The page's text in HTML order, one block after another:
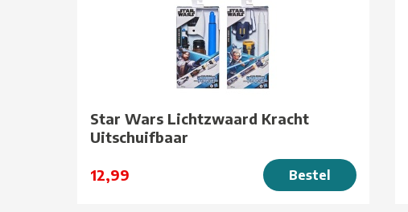
Star Wars Lichtzwaard Kracht
Uitschuifbaar
12,99 Bestel